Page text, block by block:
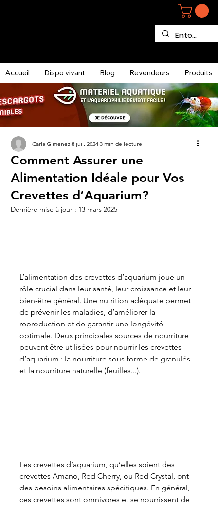
Accueil Dispo vivant Blog Revendeurs Produits
Comment Assurer une
Alimentation Idéale pour Vos
Crevettes d’Aquarium?
Carla Gimenez 8 juil. 2024 3 min de lecture
Dernière mise à jour : 13 mars 2025
L’alimentation des crevettes d’aquarium joue un
rôle crucial dans leur santé, leur croissance et leur
bien-être général. Une nutrition adéquate permet
de prévenir les maladies, d’améliorer la
reproduction et de garantir une longévité
optimale. Deux principales sources de nourriture
peuvent être utilisées pour nourrir les crevettes
d’aquarium : la nourriture sous forme de granulés
et la nourriture naturelle (feuilles...).
Les crevettes d’aquarium, qu’elles soient des
crevettes Amano, Red Cherry, ou Red Crystal, ont
des besoins alimentaires spécifiques. En général,
ces crevettes sont omnivores et se nourrissent de